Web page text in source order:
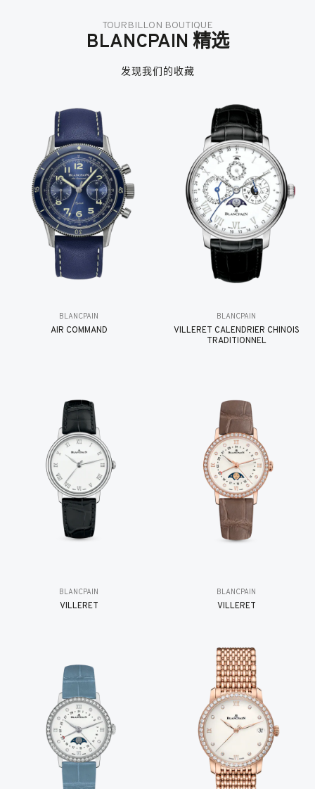
TOURBILLON BOUTIQUE
BLANCPAIN 精选
发现我们的收藏
BLANCPAIN
AIR COMMAND
BLANCPAIN
VILLERET CALENDRIER CHINOIS
TRADITIONNEL
BLANCPAIN
VILLERET
BLANCPAIN
VILLERET